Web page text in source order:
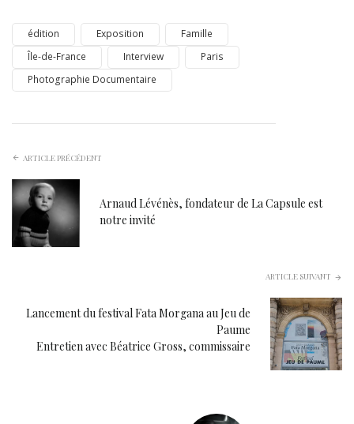
édition Exposition
Famille
Île-de-France
Interview
Paris
Photographie Documentaire
ARTICLE PRÉCÉDENT
Arnaud Lévénès, fondateur de La Capsule est
notre invité
ARTICLE SUIVANT
Lancement du festival Fata Morgana au Jeu de
Paume
Entretien avec Béatrice Gross, commissaire